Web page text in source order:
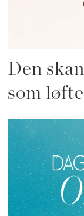
Den
som